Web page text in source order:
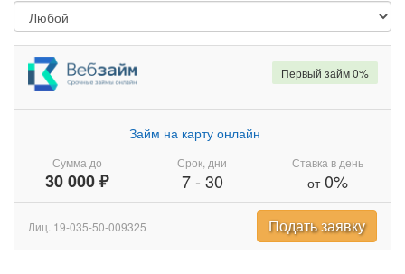
Сумма до
30 000 ₽
Займ на карту онлайн
Срок, дни
7- 30
Ставка в день
от0%
Первый займ 0%
Лиц. 19-035-50-009325 Подать заявку